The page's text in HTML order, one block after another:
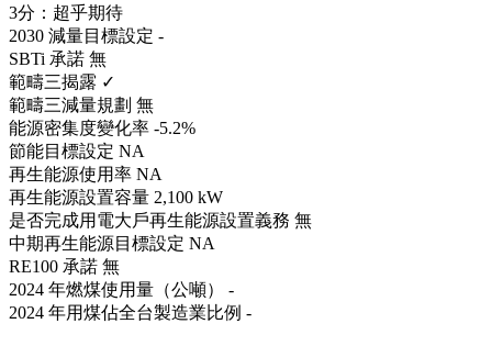
3分：超乎期待
2030 減量目標設定 -
SBTi 承諾 無
範疇三揭露 ✓
範疇三減量規劃 無
能源密集度變化率 -5.2%
節能目標設定 NA
再生能源使用率 NA
再生能源設置容量 2,100 kW
是否完成用電大戶再生能源設置義務 無
中期再生能源目標設定 NA
RE100 承諾 無
2024 年燃煤使用量（公噸） -
2024 年用煤佔全台製造業比例 -